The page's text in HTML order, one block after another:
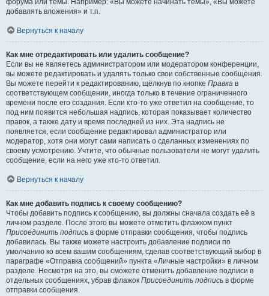
форума или темы. Например: «Вы можете начинать темы», «Вы можете
добавлять вложения» и т.п.
Вернуться к началу
Как мне отредактировать или удалить сообщение?
Если вы не являетесь администратором или модератором конференции,
вы можете редактировать и удалять только свои собственные сообщения.
Вы можете перейти к редактированию, щёлкнув по кнопке Правка в
соответствующем сообщении, иногда только в течение ограниченного
времени после его создания. Если кто-то уже ответил на сообщение, то
под ним появится небольшая надпись, которая показывает количество
правок, а также дату и время последней из них. Эта надпись не
появляется, если сообщение редактировал администратор или
модератор, хотя они могут сами написать о сделанных изменениях по
своему усмотрению. Учтите, что обычные пользователи не могут удалить
сообщение, если на него уже кто-то ответил.
Вернуться к началу
Как мне добавить подпись к своему сообщению?
Чтобы добавить подпись к сообщению, вы должны сначала создать её в
личном разделе. После этого вы можете отметить флажком пункт
Присоединить подпись в форме отправки сообщения, чтобы подпись
добавилась. Вы также можете настроить добавление подписи по
умолчанию ко всем вашим сообщениям, сделав соответствующий выбор в
параграфе «Отправка сообщений» пункта «Личные настройки» в личном
разделе. Несмотря на это, вы сможете отменить добавление подписи в
отдельных сообщениях, убрав флажок Присоединить подпись в форме
отправки сообщения.